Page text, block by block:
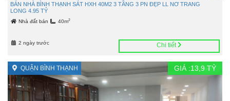
BÁN NHÀ BÌNH THẠNH SÁT HXH 40M2 3 TẦNG 3 PN ĐẸP LL NƠ TRANG
LONG 4.95 TỶ
Nhà đất bán 40m2
2 ngày trước Chi tiết
QUẬN BÌNH THẠNH GIÁ :13,9 TỶ